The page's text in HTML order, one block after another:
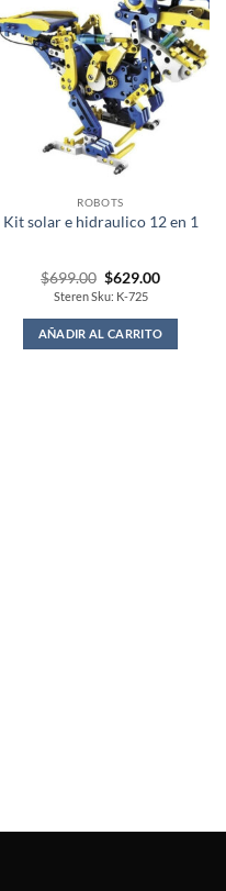
ROBOTS
Kit solar e hidraulico 12 en 1
$699.00 Original
price
was:
$699.00.
$629.00Current
$629.00.
Steren Sku: K-725
AÑADIR AL CARRITO